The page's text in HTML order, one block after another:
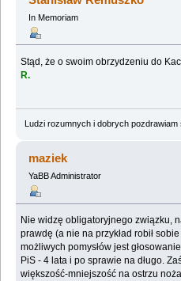
In Memoriam
Stąd, że o swoim obrzydzeniu do
R.
Ludzi rozumnych i dobrych
maziek
YaBB Administrator
Nie widzę obligatoryjnego związku,
prawdę (a nie na przykład robił
możliwych pomysłów jest
PiS - 4 lata i po sprawie na długo.
większość-mniejszość na ostrzu